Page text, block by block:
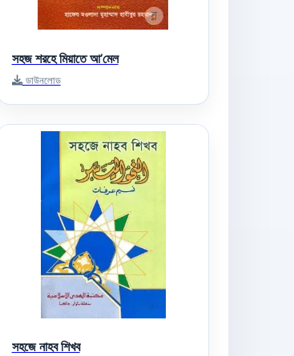
সহজ শরহে মিয়াতে আ’মেল
ডাউনলোড
সহজে নাহব শিখব